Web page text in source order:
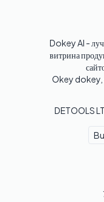
Dokey AI -
витрина
Okey dokey,
DETOOLS